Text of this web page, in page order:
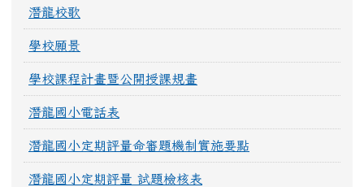
潛龍校歌
學校願景
學校課程計畫暨公開授課規畫
潛龍國小電話表
潛龍國小定期評量命審題機制實施要點
潛龍國小定期評量 試題檢核表